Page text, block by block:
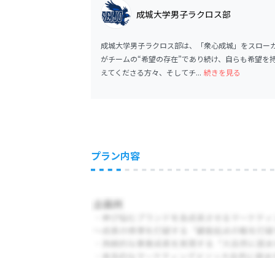
成城大学男子ラクロス部
成城大学男子ラクロス部は、「衆心成城」をスロ
がチームの“希望の存在”であり続け、自らも希望
えてくださる方々、そしてチ... 続きを見る
プラン内容